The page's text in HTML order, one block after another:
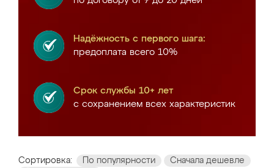
Надёжность с первого шага:
предоплата всего 10%
Срок службы 10+ лет
с сохранением всех характеристик
Сортировка: По популярности
Сначала дешевле